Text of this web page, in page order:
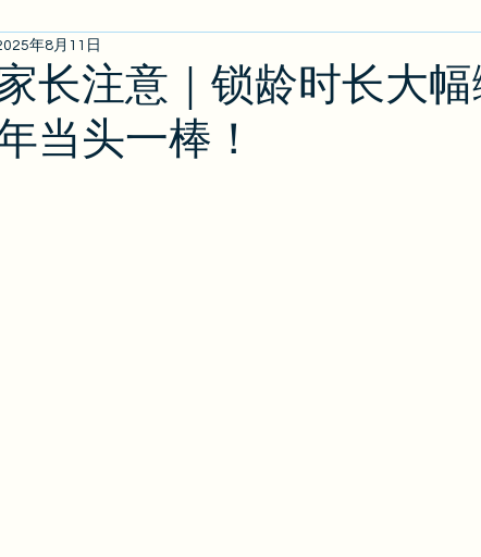
NIW
金卡 签证攻略
长注意｜锁龄时长大
当头一棒！
年8月11日